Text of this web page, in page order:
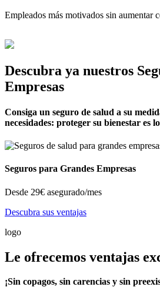
Empleados más motivados sin aumentar
Descubra ya nuestros
Empresas
Consiga un seguro de salud a su
necesidades: proteger su bienestar es
Seguros para Grandes Empresas
Desde 29€ asegurado/mes
Descubra sus ventajas
logo
Le ofrecemos ventajas
¡Sin copagos, sin carencias y sin